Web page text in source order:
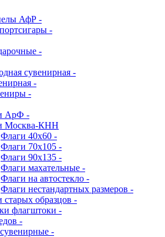
АфР -
-
-
сувенирная -
-
-
АрФ -
Москва-КНН
Флаги 40х60 -
Флаги 70х105 -
Флаги 90х135 -
Флаги махательные -
Флаги на автостекло -
Флаги нестандартных размеров -
старых образцов -
флагштоки -
-
-